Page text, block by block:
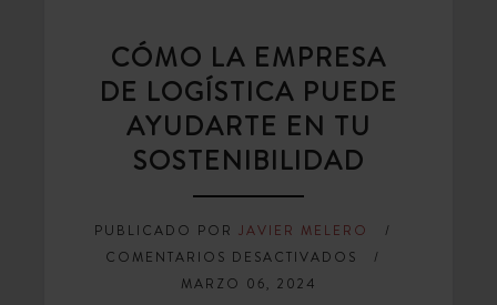
CÓMO LA EMPRESA
DE LOGÍSTICA PUEDE
AYUDARTE EN TU
SOSTENIBILIDAD
PUBLICADO POR JAVIER MELERO
COMENTARIOS DESACTIVADOS EN
MARZO 06, 2024